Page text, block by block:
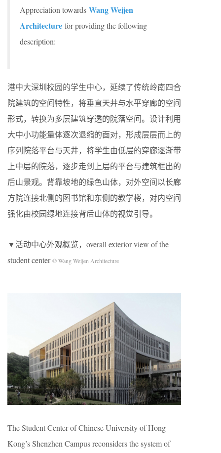
Appreciation towards Wang Weijen
Architecture for providing the following
description:
港中大深圳校园的学生中心，延续了传统岭南四合
院建筑的空间特性，将垂直天井与水平穿廊的空间
形式，转换为多层建筑穿透的院落空间。设计利用
大中小功能量体逐次退缩的面对，形成层层而上的
序列院落平台与天井，将学生由低层的穿廊逐渐带
上中层的院落，逐步走到上层的平台与建筑框出的
后山景观。背靠坡地的绿色山体，对外空间以长廊
方院连接北侧的图书馆和东侧的教学楼，对内空间
强化由校园绿地连接背后山体的视觉引导。
▼活动中心外观概览，overall exterior view of the
student center© Wang Weijen Architecture
The Student Center of Chinese University of Hong
Kong’s Shenzhen Campus reconsiders the system of